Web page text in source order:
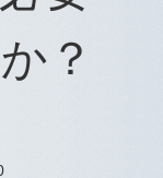
？